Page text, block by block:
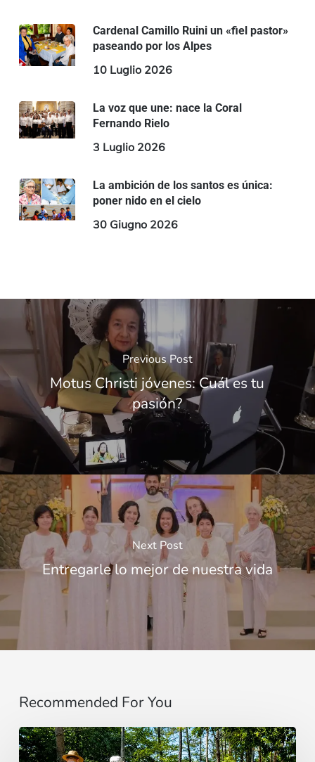
Cardenal Camillo Ruini un «fiel pastor»
paseando por los Alpes
10 Luglio 2026
La voz que une: nace la Coral
Fernando Rielo
3 Luglio 2026
La ambición de los santos es única:
poner nido en el cielo
30 Giugno 2026
Previous Post
Motus Christi jóvenes: Cuál es tu
pasión?
Next Post
Entregarle lo mejor de nuestra vida
Recommended For You
“Estoy